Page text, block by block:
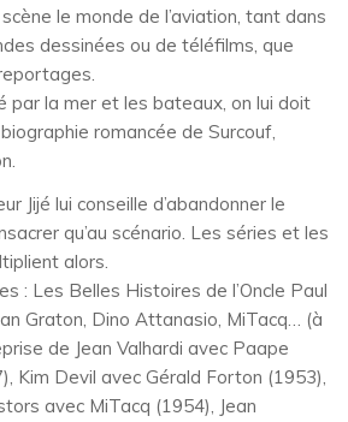
le monde de l’aviation, tant dans
dessinées ou de téléfilms, que
par la mer et les bateaux, on lui doit
romancée de Surcouf,
Jijé lui conseille d’abandonner le
qu’au scénario. Les séries et les
alors.
: Les Belles Histoires de l’Oncle Paul
Graton, Dino Attanasio, MiTacq… (à
de Jean Valhardi avec Paape
Kim Devil avec Gérald Forton (1953),
avec MiTacq (1954), Jean